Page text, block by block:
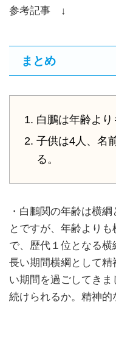
参考記事 ↓
まとめ
白鵬は年齢よ
子供は4人、名
る。
・白鵬関の年齢は横
とですが、年齢より
で、歴代１位となる
長い期間横綱として
い期間を過ごしてき
続けられるか。精神的